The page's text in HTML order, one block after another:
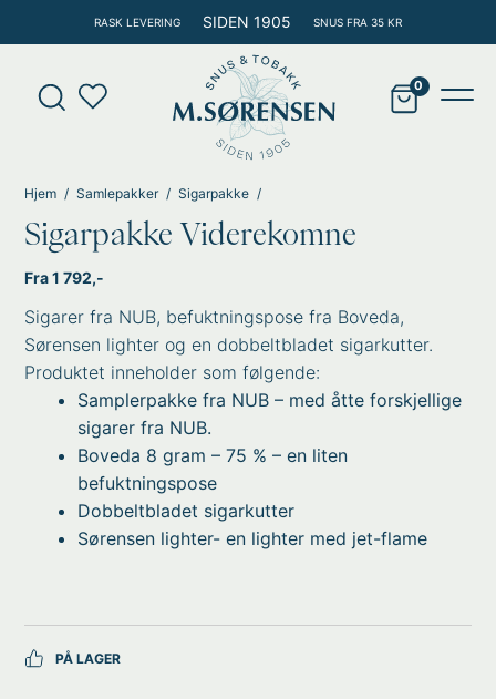
rett
innholdet
RASK LEVERING SIDEN 1905 SNUS FRA 35 KR
Products
search
Hjem Samlepakker Sigarpakke
Sigarpakke Viderekomne
Fra 1 792,-
Sigarer fra NUB, befuktningspose fra Boveda,
Sørensen lighter og en dobbeltbladet sigarkutter.
Produktet inneholder som følgende:
Samplerpakke fra NUB – med åtte forskjellige
sigarer fra NUB.
Boveda 8 gram – 75 % – en liten
befuktningspose
Dobbeltbladet sigarkutter
Sørensen lighter- en lighter med jet-flame
PÅ LAGER